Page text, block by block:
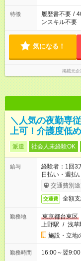
特徴 履歴書不要 /
ンスキル不要
気になる！
掲載元企
＼人気の夜勤専
上可！介護度低
派遣 社会人未経験OK
給与
経験者：1回
日払い・週払
交通費別
交通費 全額
勤務地
東京都台東区
上野駅 / 浅草
施設・立地
勤務時間 16:00～翌